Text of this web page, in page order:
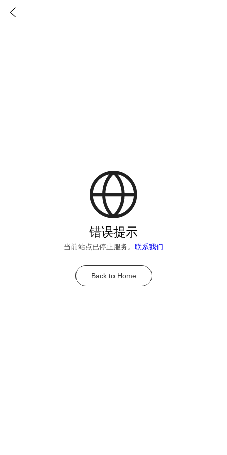
错误提示
当前站点已停止服务。 联系我们
Back to Home